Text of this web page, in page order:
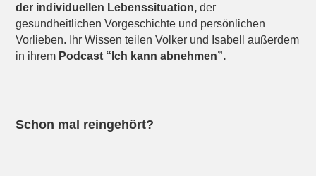
der individuellen Lebenssituation, der
gesundheitlichen Vorgeschichte und persönlichen
Vorlieben. Ihr Wissen teilen Volker und Isabell außerdem
in ihrem Podcast “Ich kann abnehmen”.
Schon mal reingehört?